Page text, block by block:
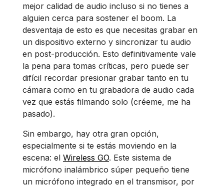
mejor calidad de audio incluso si no tienes a
alguien cerca para sostener el boom. La
desventaja de esto es que necesitas grabar en
un dispositivo externo y sincronizar tu audio
en post-producción. Esto definitivamente vale
la pena para tomas críticas, pero puede ser
difícil recordar presionar grabar tanto en tu
cámara como en tu grabadora de audio cada
vez que estás filmando solo (créeme, me ha
pasado).
Sin embargo, hay otra gran opción,
especialmente si te estás moviendo en la
escena: el Wireless GO. Este sistema de
micrófono inalámbrico súper pequeño tiene
un micrófono integrado en el transmisor, por